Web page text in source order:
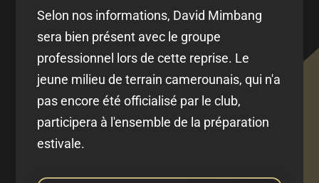
Selon nos informations, David Mimbang
sera bien présent avec le groupe
professionnel lors de cette reprise. Le
jeune milieu de terrain camerounais, qui n'a
pas encore été officialisé par le club,
participera à l'ensemble de la préparation
estivale.